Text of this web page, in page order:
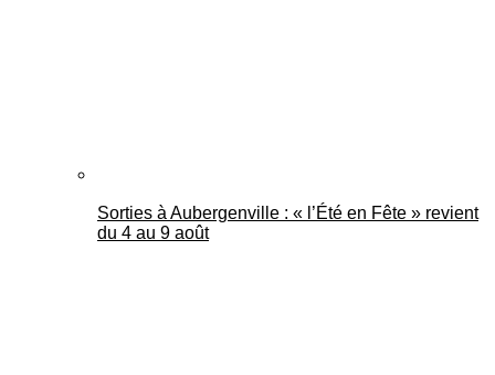
Sorties à Aubergenville : « l’Été en Fête » revient
du 4 au 9 août